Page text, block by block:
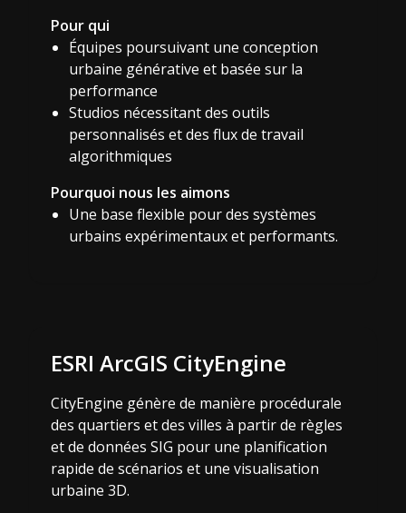
Pour qui
Équipes poursuivant une conception
urbaine générative et basée sur la
performance
Studios nécessitant des outils
personnalisés et des flux de travail
algorithmiques
Pourquoi nous les aimons
Une base flexible pour des systèmes
urbains expérimentaux et performants.
ESRI ArcGIS CityEngine
CityEngine génère de manière procédurale
des quartiers et des villes à partir de règles
et de données SIG pour une planification
rapide de scénarios et une visualisation
urbaine 3D.